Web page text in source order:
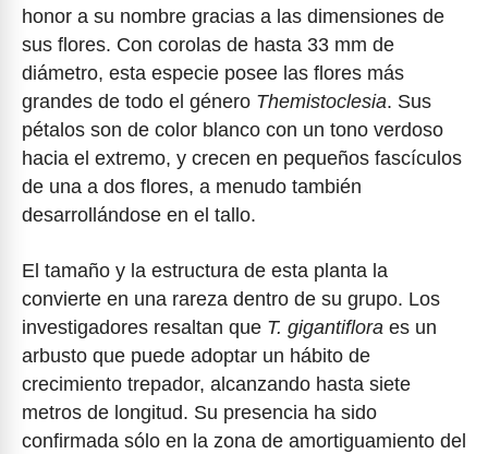
honor a su nombre gracias a las dimensiones de
sus flores. Con corolas de hasta 33 mm de
diámetro, esta especie posee las flores más
grandes de todo el género Themistoclesia. Sus
pétalos son de color blanco con un tono verdoso
hacia el extremo, y crecen en pequeños fascículos
de una a dos flores, a menudo también
desarrollándose en el tallo.
El tamaño y la estructura de esta planta la
convierte en una rareza dentro de su grupo. Los
investigadores resaltan que T. gigantiflora es un
arbusto que puede adoptar un hábito de
crecimiento trepador, alcanzando hasta siete
metros de longitud. Su presencia ha sido
confirmada sólo en la zona de amortiguamiento del